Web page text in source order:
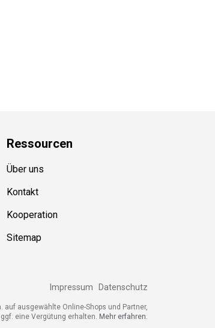
Ressourcen
Über uns
Kontakt
Kooperation
Sitemap
Impressum Datenschutz
ausgewählte Online-Shops und Partner,
eine Vergütung erhalten.Mehr erfahren.